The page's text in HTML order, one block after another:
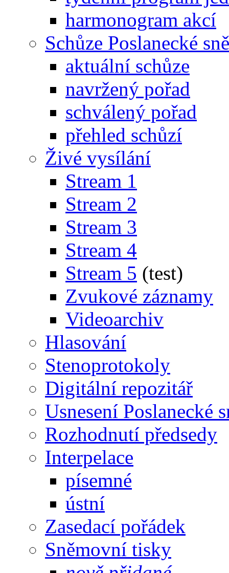
harmonogram akcí
Schůze Poslanecké
aktuální schůze
navržený pořad
schválený pořad
přehled schůzí
Živé vysílání
Stream 1
Stream 2
Stream 3
Stream 4
Stream 5 (test)
Zvukové záznamy
Videoarchiv
Hlasování
Stenoprotokoly
Digitální repozitář
Usnesení Poslanecké
Rozhodnutí předsedy
Interpelace
písemné
ústní
Zasedací pořádek
Sněmovní tisky